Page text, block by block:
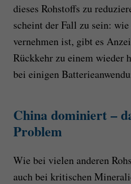
dieses Rohstoffs zu
scheint der Fall zu sein:
vernehmen ist, gibt es
Rückkehr zu einem wieder
bei einigen
China dominiert –
Problem
Wie bei vielen anderen
auch bei kritischen